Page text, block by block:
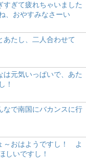
すぎて疲れちゃいました
、おやすみなさーい
あたし、二人合わせて
は元気いっぱいで、あた
！
なで南国にバカンスに行
～おはようですし！ よ
しいですし！